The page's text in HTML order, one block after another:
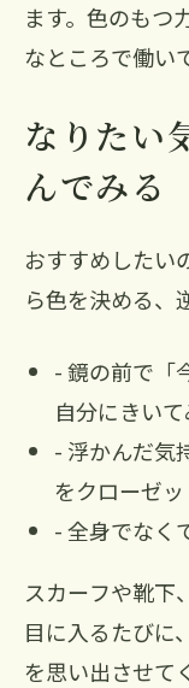
ます。色のもつ
なところで働い
なりたい
んでみる
おすすめしたい
ら色を決める、
- 鏡の前で「
自分にきいて
- 浮かんだ気
をクローゼ
- 全身でなく
スカーフや靴下
目に入るたびに
を思い出させて